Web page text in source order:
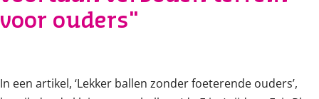
voor ouders"
In een artikel, ‘Lekker ballen zonder foeterende ouders’,